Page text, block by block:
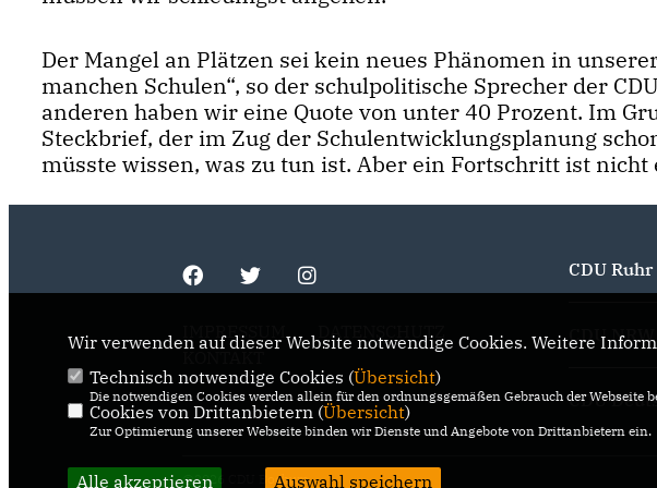
Der Mangel an Plätzen sei kein neues Phänomen in
manchen Schulen“, so der schulpolitische Sprecher der
anderen haben wir eine Quote von unter 40 Prozent. Im
Steckbrief, der im Zug der Schulentwicklungsplanung
müsste wissen, was zu tun ist. Aber ein Fortschritt ist nicht
IMPRESSUM
DATENSCHUTZ
CDU Ruhr
CDU NRW
CDU
@2026 CDU Bochum
Wir verwenden auf dieser Website notwendige Cookies. Weitere
Technisch notwendige Cookies (Übersicht)
Die notwendigen Cookies werden allein für den ordnungsgemäßen Gebrauch der Webseite
Cookies von Drittanbietern (Übersicht)
Zur Optimierung unserer Webseite binden wir Dienste und Angebote von Drittanbietern ein.
Alle akzeptieren Auswahl speichern